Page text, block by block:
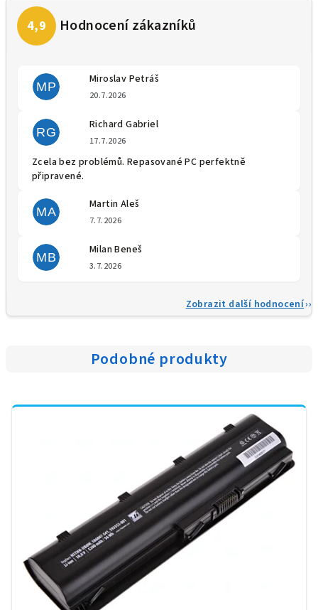
MP
Miroslav Petráš
20.7.2026
RG
Richard Gabriel
17.7.2026
Zcela bez problémů. Repasované PC perfektně
připravené.
MA
Martin Aleš
7.7.2026
MB
Milan Beneš
3.7.2026
Zobrazit další hodnocení
Podobné produkty